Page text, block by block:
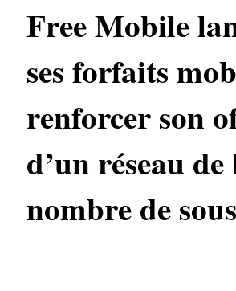
Free Mobile
ses forfaits
renforcer son
d’un réseau
nombre de